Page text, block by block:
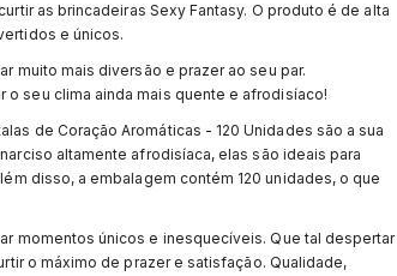
as brincadeiras Sexy Fantasy. O produto é de alta
e únicos.
muito mais diversão e prazer ao seu par.
seu clima ainda mais quente e afrodisíaco!
de Coração Aromáticas - 120 Unidades são a sua
altamente afrodisíaca, elas são ideais para
disso, a embalagem contém 120 unidades, o que
momentos únicos e inesquecíveis. Que tal despertar
o máximo de prazer e satisfação. Qualidade,